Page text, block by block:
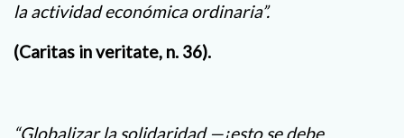
la actividad económica ordinaria”.
(Caritas in veritate, n. 36).
“Globalizar la solidaridad —¡esto se debe